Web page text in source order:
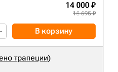
14 000 ₽
16 695 ₽
В корзину
трапеции)